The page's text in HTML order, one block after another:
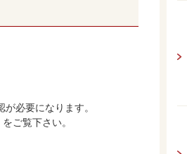
必要になります。
ご覧下さい。